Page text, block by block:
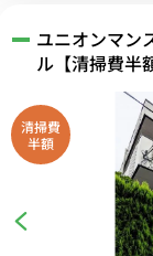
ユニオンマン
ル【清掃費半
清掃費
半額